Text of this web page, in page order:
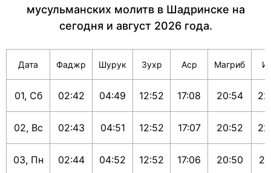
мусульманских молитв в Шадринске на
сегодня и август 2026 года.
Дата Фаджр Шурук Зухр Аср Магриб
01, Сб 02:42 04:49 12:52 17:08 20:54
02, Вс 02:43 04:51 12:52 17:07 20:52
03, Пн 02:44 04:52 12:52 17:06 20:50